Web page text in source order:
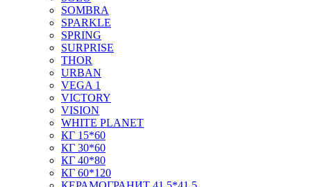
SOMBRA
SPARKLE
SPRING
SURPRISE
THOR
URBAN
VEGA 1
VICTORY
VISION
WHITE PLANET
КГ 15*60
КГ 30*60
КГ 40*80
КГ 60*120